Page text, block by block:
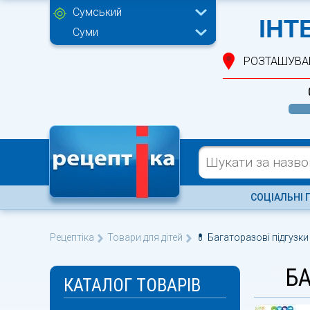
Сумський
Суми
СОЦІАЛЬНІ
Рецептіка Товари для дітей 💊 Багаторазові
КАТАЛОГ ТОВАРІВ